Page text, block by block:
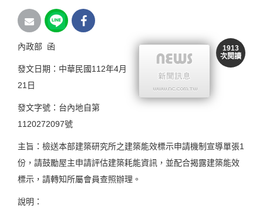
1913
次閱讀
內政部 函
發文日期：中華民國112年4月
21日
發文字號：台內地自第
1120272097號
主旨：檢送本部建築研究所之建築能效標示申請機制宣導單張1
份，請鼓勵屋主申請評估建築耗能資訊，並配合揭露建築能效
標示，請轉知所屬會員查照辦理。
說明：